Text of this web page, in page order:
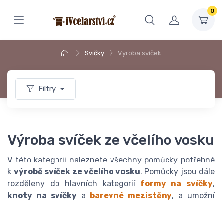
0
Svíčky Výroba svíček
Filtry
Výroba svíček ze včelího vosku
V této kategorii naleznete všechny pomůcky potřebné
k výrobě svíček ze včelího vosku. Pomůcky jsou dále
rozděleny do hlavních kategorií formy na svíčky,
knoty na svíčkya barevné mezistěny, a umožní